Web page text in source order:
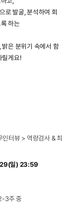
로 발굴, 분석하여 회
하는
은 분위기 속에서 함
릴게요!
터뷰 > 역량검사 & 최
일) 23:59
3주 중